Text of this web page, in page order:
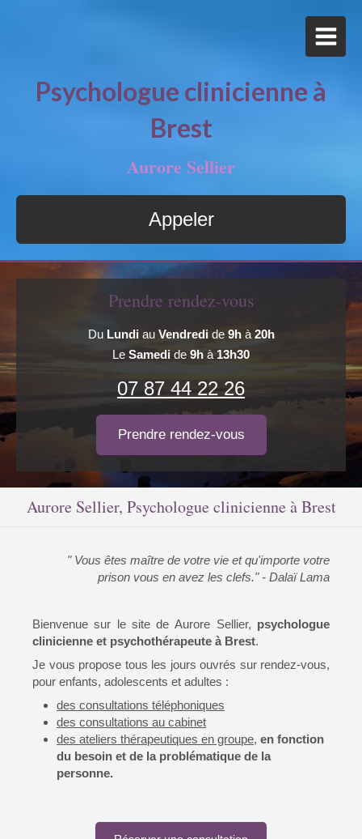
Psychologue clinicienne à
Brest
Aurore Sellier
Appeler
Prendre rendez-vous
Du Lundiau Vendredide 9hà 20h
Le Samedi de 9h à 13h30
07 87 44 22 26
Prendre rendez-vous
Aurore Sellier, Psychologue clinicienne à Brest
" Vous êtes maître de votre vie et qu'importe votre
prison vous en avez les clefs." - Dalaï Lama
Bienvenue sur le site de Aurore Sellier, psychologue
clinicienne et psychothérapeute à Brest.
Je vous propose tous les jours ouvrés sur rendez-vous,
pour enfants, adolescents et adultes :
des consultations téléphoniques
des consultations au cabinet
des ateliers thérapeutiques en groupe, en fonction
du besoin et de la problématique de la
personne.